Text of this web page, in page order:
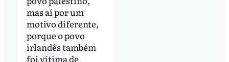
mas aí por um
motivo diferente,
porque o povo
irlandês também
foi vítima de